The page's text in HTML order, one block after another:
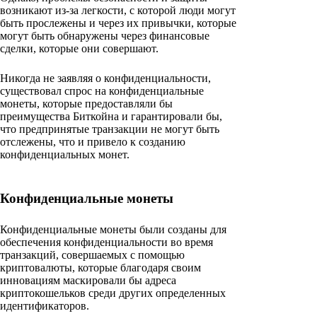
возникают из-за легкости, с которой люди могут
быть прослежены и через их привычки, которые
могут быть обнаружены через финансовые
сделки, которые они совершают.
Никогда не заявляя о конфиденциальности,
существовал спрос на конфиденциальные
монеты, которые предоставляли бы
преимущества Биткойна и гарантировали бы,
что предпринятые транзакции не могут быть
отслежены, что и привело к созданию
конфиденциальных монет.
Конфиденциальные монеты
Конфиденциальные монеты были созданы для
обеспечения конфиденциальности во время
транзакций, совершаемых с помощью
криптовалюты, которые благодаря своим
инновациям маскировали бы адреса
криптокошельков среди других определенных
идентификаторов.